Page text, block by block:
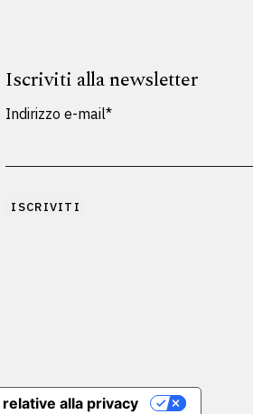
Iscriviti alla newsletter
Indirizzo e-mail*
alla privacy